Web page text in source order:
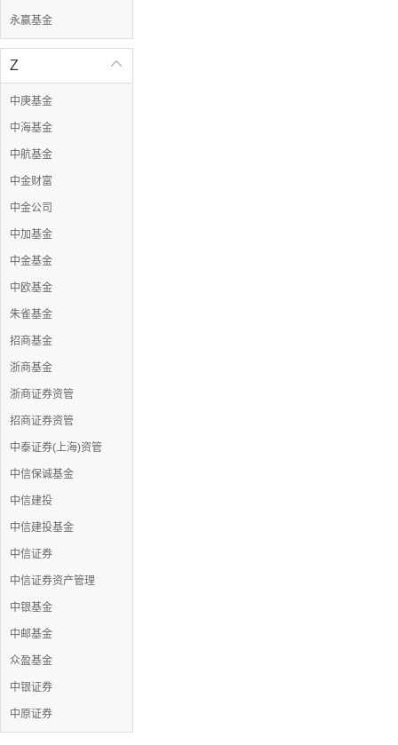
永赢基金

Z
中庚基金
中海基金
中航基金
中金财富
中金公司
中加基金
中金基金
中欧基金
朱雀基金
招商基金
浙商基金
浙商证券资管
招商证券资管
中泰证券(上海)资管
中信保诚基金
中信建投
中信建投基金
中信证券
中信证券资产管理
中银基金
中邮基金
众盈基金
中银证券
中原证券